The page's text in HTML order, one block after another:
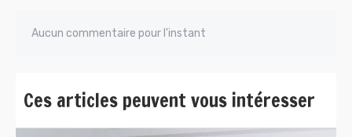
Aucun commentaire pour l'instant
Ces articles peuvent vous intéresser